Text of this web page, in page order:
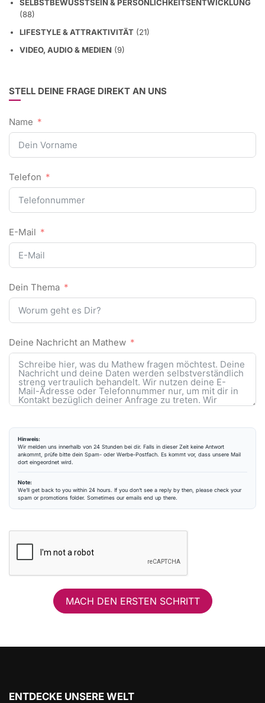
SELBSTBEWUSSTSEIN & PERSÖNLICHKEITSENTWICKLUNG
(88)
LIFESTYLE & ATTRAKTIVITÄT (21)
VIDEO, AUDIO & MEDIEN (9)
STELL DEINE FRAGE DIREKT AN UNS
Name
Telefon
E-Mail
Dein Thema
Deine Nachricht an Mathew
Hinweis:
Wir melden uns innerhalb von 24 Stunden bei dir. Falls in dieser Zeit keine Antwort
ankommt, prüfe bitte dein Spam- oder Werbe-Postfach. Es kommt vor, dass unsere Mail
dort eingeordnet wird.
Note:
We’ll get back to you within 24 hours. If you don’t see a reply by then, please check your
spam or promotions folder. Sometimes our emails end up there.
MACH DEN ERSTEN SCHRITT
ENTDECKE UNSERE WELT